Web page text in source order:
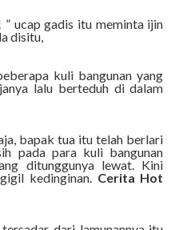
” ucap gadis itu meminta ijin
disitu,
kuli bangunan yang
lalu berteduh di dalam
bapak tua itu telah berlari
pada para kuli bangunan
ditunggunya lewat. Kini
kedinginan. Cerita Hot